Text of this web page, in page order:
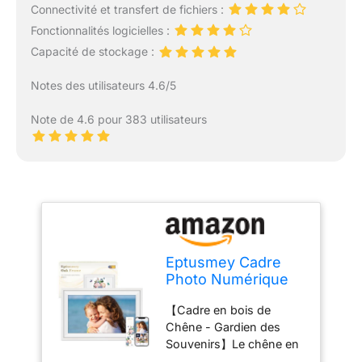
Connectivité et transfert de fichiers :
Fonctionnalités logicielles :
Capacité de stockage :
Notes des utilisateurs 4.6/5
Note de 4.6 pour 383 utilisateurs
Eptusmey Cadre
Photo Numérique
Bois Chêne Photo
Éélectronique 32
GB Ecran Tactile
【Cadre en bois de
Chêne - Gardien des
Souvenirs】Le chêne en